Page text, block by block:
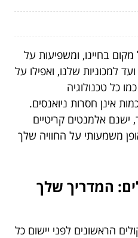
בחיינו, ומשפיעות על
למכוניות שלנו, ואפילו על
כל טכנולוגיה
אינן חסרות ניואנסים.
אלמנטים קריטיים
משמעותי על החוויה שלך
המדריך שלך
הראשונים לפני יישום כל